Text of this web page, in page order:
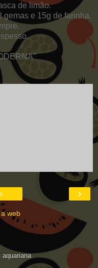
de limão.
gemas e 15g de farinha.
›
web
aquariana